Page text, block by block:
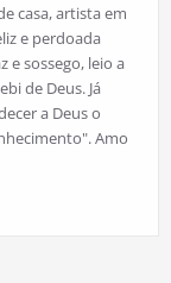
casa, artista em
e perdoada
e sossego, leio a
de Deus. Já
a Deus o
Amo